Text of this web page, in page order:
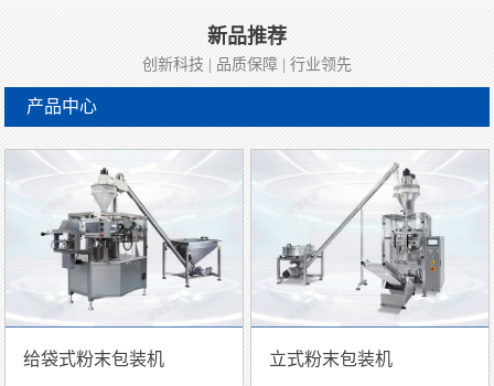
新品推荐
创新科技 | 品质保障 | 行业领先
产品中心
给袋式粉末包装机 立式粉末包装机